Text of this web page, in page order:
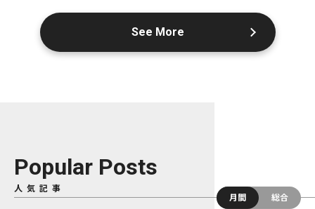
See More
Popular Posts
人気記事
月間
総合